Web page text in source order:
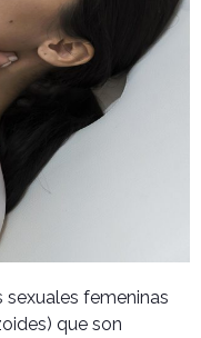
sexuales femeninas
que son